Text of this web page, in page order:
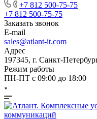
+7 812 500-75-75
+7 812 500-75-75
Заказать звонок
E-mail
sales@atlant-it.com
Адрес
197345, г. Санкт-
Режим работы
ПН-ПТ с 09:00 до 18:00